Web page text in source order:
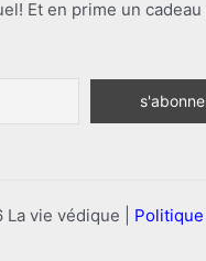
Et en prime un
vie védique | Politique